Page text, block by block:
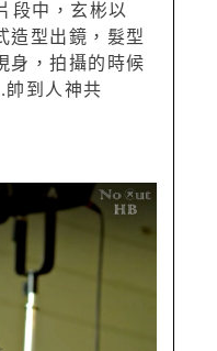
段中，玄彬以
造型出鏡，髮型
身，拍攝的時候
到人神共